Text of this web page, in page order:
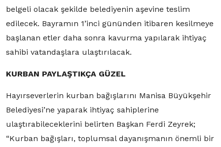
belgeli olacak şekilde belediyenin aşevine teslim
edilecek. Bayramın 1’inci gününden itibaren kesilmeye
başlanan etler daha sonra kavurma yapılarak ihtiyaç
sahibi vatandaşlara ulaştırılacak.
KURBAN PAYLAŞTIKÇA GÜZEL
Hayırseverlerin kurban bağışlarını Manisa Büyükşehir
Belediyesi’ne yaparak ihtiyaç sahiplerine
ulaştırabileceklerini belirten Başkan Ferdi Zeyrek;
“Kurban bağışları, toplumsal dayanışmanın önemli bir